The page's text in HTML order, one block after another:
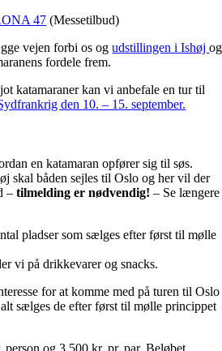
47 (Messetilbud)
vejen forbi os og udstillingen i Ishøjog
fordele frem.
katamaraner kan vi anbefale en tur til
den 10. – 15. september.
en katamaran opfører sig til søs.
skal båden sejles til Oslo og her vil der
–tilmelding er nødvendig! – Se længere
pladser som sælges efter først til mølle
vi på drikkevarer og snacks.
for at komme med på turen til Oslo
sælges de efter først til mølle princippet
og 3.500 kr. pr. par. Beløbet